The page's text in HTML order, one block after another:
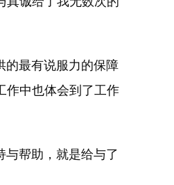
最有说服力的保障
作中也体会到了工作
帮助，就是给与了